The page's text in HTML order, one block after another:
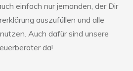
einfach nur jemanden, der Dir
auszufüllen und alle
Auch dafür sind unsere
da!